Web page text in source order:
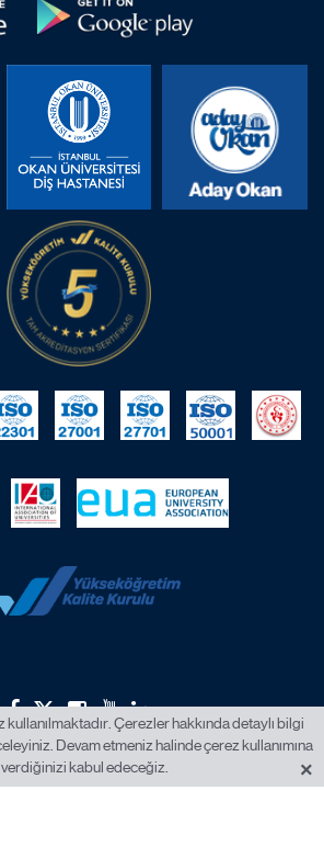
Okan Üniversitesi.
Çerezler hakkında detaylı bilgi
Devam etmeniz halinde çerez kullanımına
kabul edeceğiz.
×